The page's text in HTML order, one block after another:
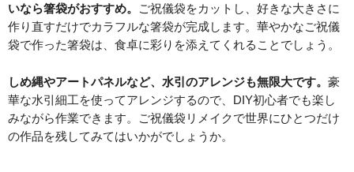
いなら箸袋がおすすめ。
ご祝儀袋をカットし、好きな大きさに
作り直すだけでカラフルな箸袋が完成します。華やかなご祝儀
袋で作った箸袋は、食卓に彩りを添えてくれることでしょう。
しめ縄やアートパネルなど、水引のアレンジも無限大です。 豪
華な水引細工を使ってアレンジするので、DIY初心者でも楽し
みながら作業できます。ご祝儀袋リメイクで世界にひとつだけ
の作品を残してみてはいかがでしょうか。